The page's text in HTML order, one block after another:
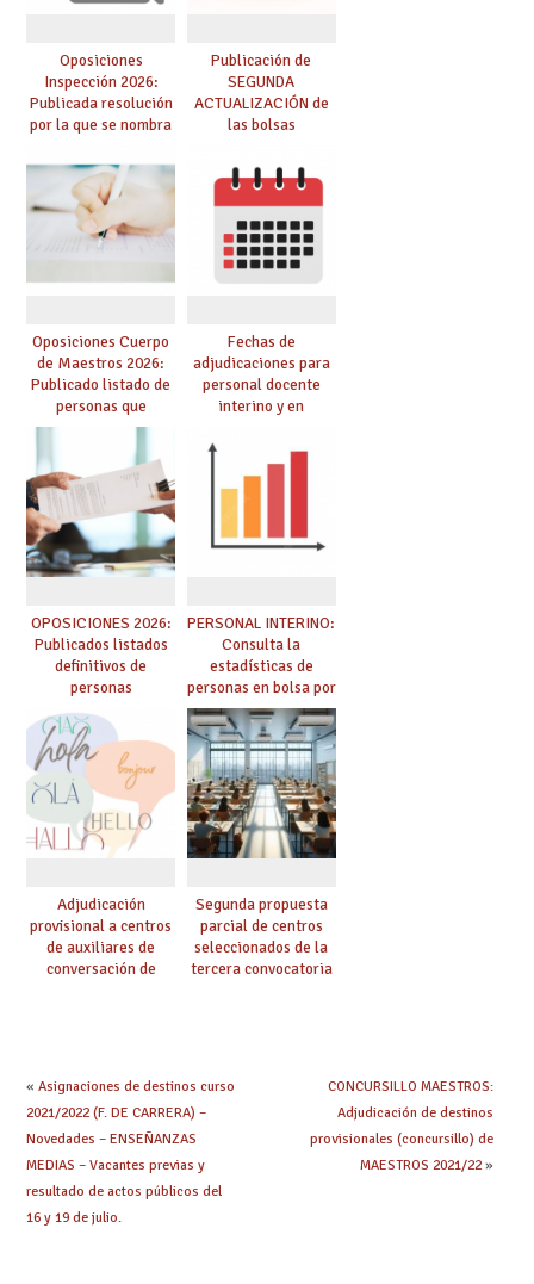
Oposiciones
Inspección 2026:
Publicada resolución
por la que se nombra
prácticas, se regulan
dichas prácticas y se
convoca acto público
de adjudicación
Publicación de
SEGUNDA
ACTUALIZACIÓN de
las bolsas
Cuerpo de Maestros
de especialidades
convocadas a
oposición
Oposiciones Cuerpo
de Maestros 2026:
Publicado listado de
personas que
adquieren nueva
especialidad
Fechas de
adjudicaciones para
personal docente
interino y en
debes saber
OPOSICIONES 2026:
Publicados listados
definitivos de
personas
seleccionadas. ¿Qué
hacer ahora si he
obtenido plaza?
PERSONAL INTERINO:
Consulta la
estadísticas de
personas en bolsa por
cuerpo, especialidad
y tipo de bolsa para
el curso 26/27
Adjudicación
provisional a centros
de auxiliares de
conversación de
Segunda propuesta
parcial de centros
seleccionados de la
tercera convocatoria
« Asignaciones de destinos curso
2021/2022 (F. DE CARRERA) –
Novedades – ENSEÑANZAS
MEDIAS – Vacantes previas y
resultado de actos públicos del
16 y 19 de julio.
CONCURSILLO MAESTROS:
Adjudicación de destinos
provisionales (concursillo) de
MAESTROS 2021/22»